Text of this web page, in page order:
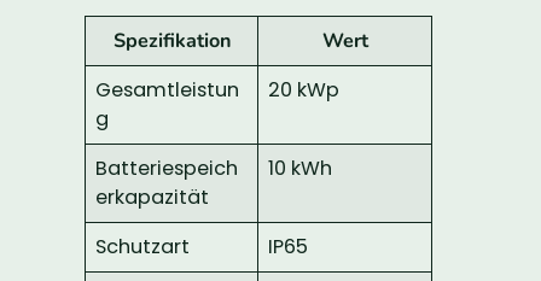
Spezifikation Wert
Gesamtleistun
g
20 kWp
Batteriespeich
erkapazität
10 kWh
Schutzart
IP65